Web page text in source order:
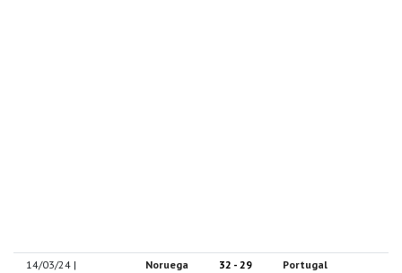
14/03/24 |
Noruega 32 - 29 Portugal